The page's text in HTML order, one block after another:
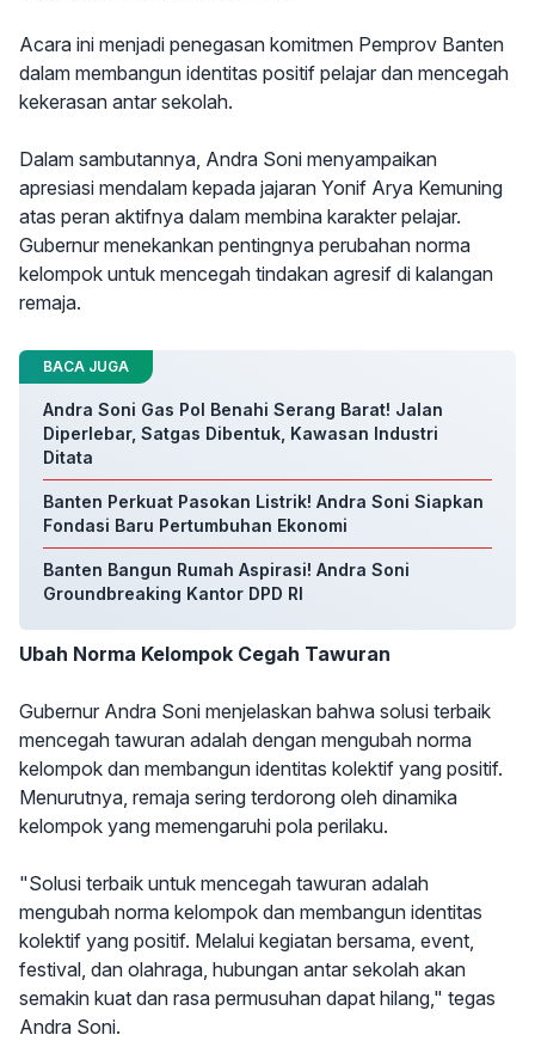
Acara ini menjadi penegasan komitmen Pemprov Banten
dalam membangun identitas positif pelajar dan mencegah
kekerasan antar sekolah.
Dalam sambutannya, Andra Soni menyampaikan
apresiasi mendalam kepada jajaran Yonif Arya Kemuning
atas peran aktifnya dalam membina karakter pelajar.
Gubernur menekankan pentingnya perubahan norma
kelompok untuk mencegah tindakan agresif di kalangan
remaja.
BACA JUGA
Andra Soni Gas Pol Benahi Serang Barat! Jalan
Diperlebar, Satgas Dibentuk, Kawasan Industri
Ditata
Banten Perkuat Pasokan Listrik! Andra Soni Siapkan
Fondasi Baru Pertumbuhan Ekonomi
Banten Bangun Rumah Aspirasi! Andra Soni
Groundbreaking Kantor DPD RI
Ubah Norma Kelompok Cegah Tawuran
Gubernur Andra Soni menjelaskan bahwa solusi terbaik
mencegah tawuran adalah dengan mengubah norma
kelompok dan membangun identitas kolektif yang positif.
Menurutnya, remaja sering terdorong oleh dinamika
kelompok yang memengaruhi pola perilaku.
"Solusi terbaik untuk mencegah tawuran adalah
mengubah norma kelompok dan membangun identitas
kolektif yang positif. Melalui kegiatan bersama, event,
festival, dan olahraga, hubungan antar sekolah akan
semakin kuat dan rasa permusuhan dapat hilang," tegas
Andra Soni.